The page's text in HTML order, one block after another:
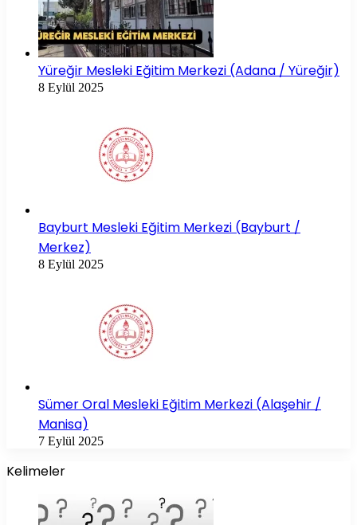
Yüreğir Mesleki Eğitim Merkezi (Adana / Yüreğir)
8 Eylül 2025
Bayburt Mesleki Eğitim Merkezi (Bayburt /
Merkez)
8 Eylül 2025
Sümer Oral Mesleki Eğitim Merkezi (Alaşehir /
Manisa)
7 Eylül 2025
Kelimeler